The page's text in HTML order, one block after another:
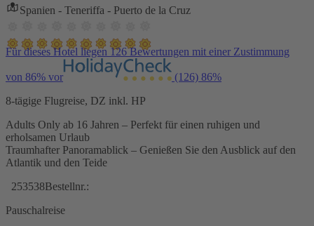
Spanien - Teneriffa - Puerto de la Cruz
Für dieses Hotel liegen 126 Bewertungen mit einer Zustimmung
von 86% vor (126) 86%
8-tägige Flugreise, DZ inkl. HP
Adults Only ab 16 Jahren – Perfekt für einen ruhigen und
erholsamen Urlaub
Traumhafter Panoramablick – Genießen Sie den Ausblick auf den
Atlantik und den Teide
253538Bestellnr.:
Pauschalreise